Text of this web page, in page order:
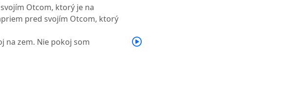
Otcom, ktorý je na
pred svojím Otcom, ktorý
na zem. Nie pokoj som